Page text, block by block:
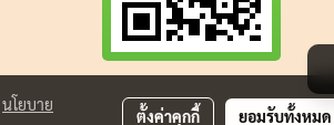
นโยบาย
ตั้งค่าคุกกี้ ยอมรับทั้งหมด